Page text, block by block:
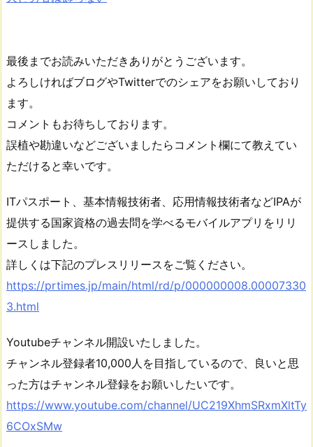
最後までお読みいただきありがとうございます。
よろしければブログやTwitterでのシェアをお願いしており
ます。
コメントもお待ちしております。
誤植や勘違いなどございましたらコメント欄にて教えてい
ただけると幸いです。
ITパスポート、基本情報技術者、応用情報技術者などIPAが
提供する国家資格の過去問を学べるモバイルアプリをリリ
ースしました。
詳しくは下記のプレスリリースをご覧ください。
https://prtimes.jp/main/html/rd/p/000000008.00007330
3.html
Youtubeチャンネル開設いたしました。
チャンネル登録者10,000人を目指しているので、良いと思
った方はチャンネル登録をお願いしたいです。
https://www.youtube.com/channel/UC219XhmSRxmXltTy
6COxSMw